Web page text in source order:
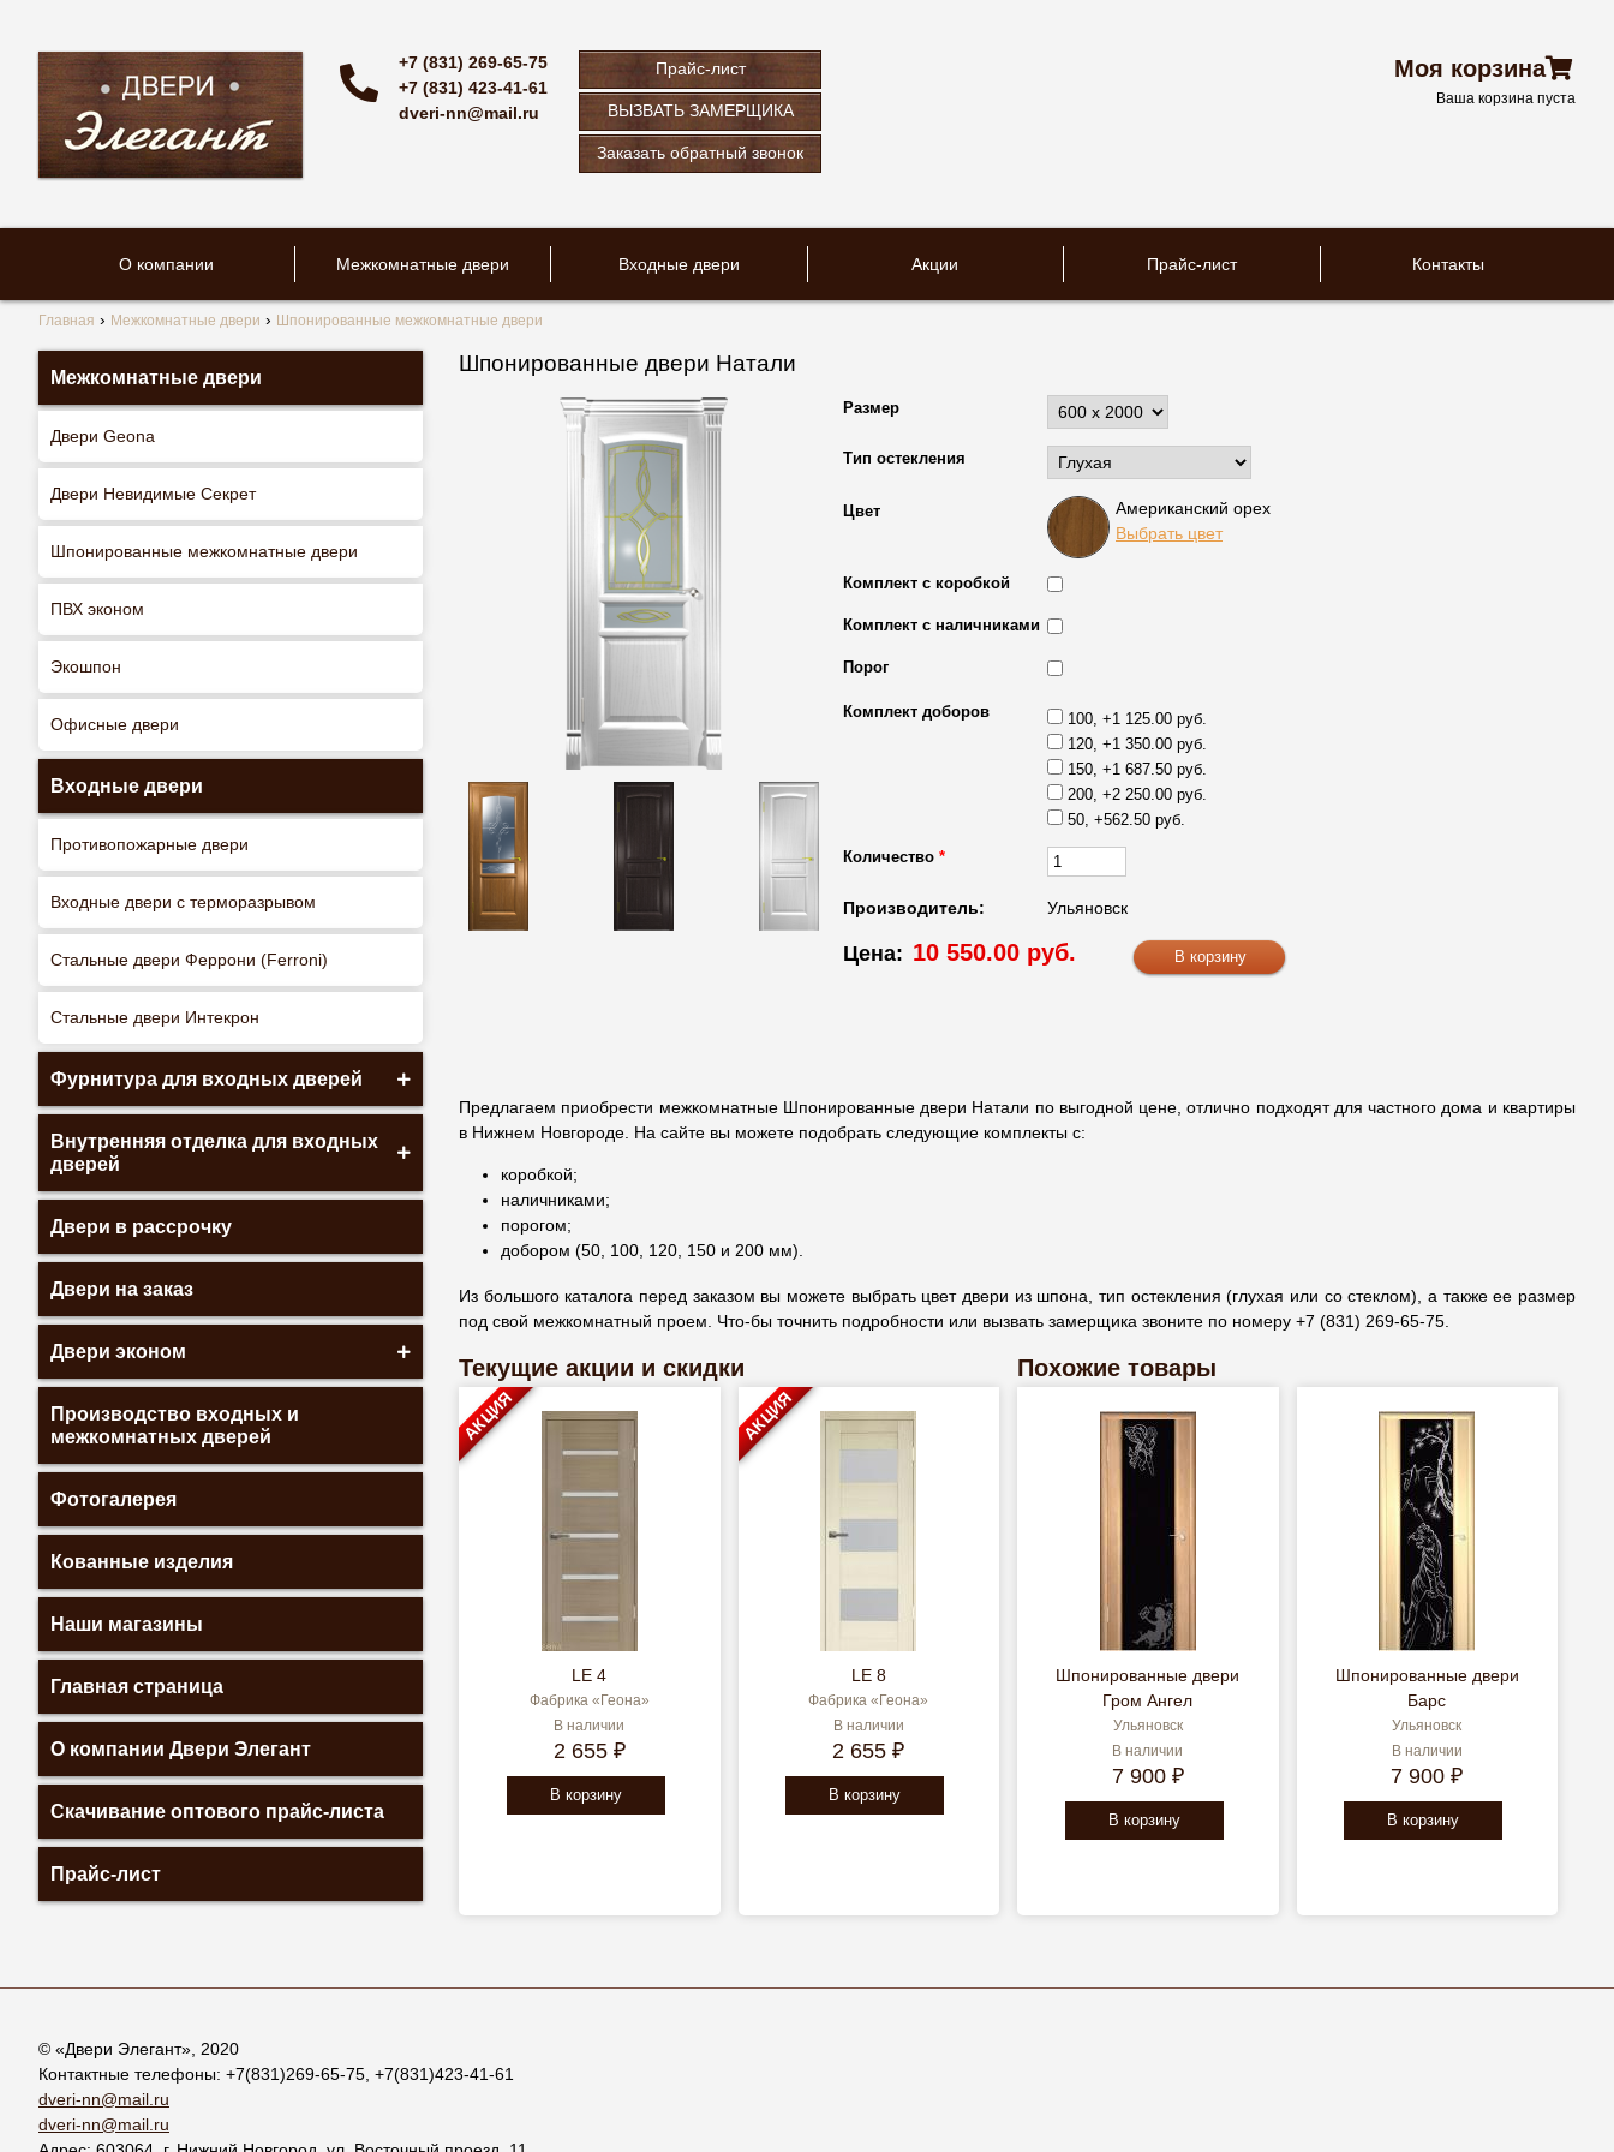
+7 (831) 269-65-75
+7 (831) 423-41-61
dveri-nn@mail.ru
Прайс-лист
ВЫЗВАТЬ ЗАМЕРЩИКА
Заказать обратный звонок
Моя корзина
Ваша корзина пуста
О компании Межкомнатные двери Входные двери Акции Прайс-лист Контакты
Главная Межкомнатные двери Шпонированные межкомнатные двери
Межкомнатные двери
Двери Geona
Двери Невидимые Секрет
Шпонированные межкомнатные двери
ПВХ эконом
Экошпон
Офисные двери
Входные двери
Противопожарные двери
Входные двери с терморазрывом
Стальные двери Феррони (Ferroni)
Стальные двери Интекрон
Фурнитура для входных дверей
Внутренняя отделка для входных
дверей
Двери в рассрочку
Двери на заказ
Двери эконом
Производство входных и
межкомнатных дверей
Фотогалерея
Кованные изделия
Наши магазины
Главная страница
О компании Двери Элегант
Скачивание оптового прайс-листа
Прайс-лист
Шпонированные двери Натали
Размер
Тип остекления
Американский орех
Выбрать цвет
Цвет
Комплект с коробкой
Комплект с наличниками
Порог
Комплект доборов
100, +1 125.00 руб.
120, +1 350.00 руб.
150, +1 687.50 руб.
200, +2 250.00 руб.
50, +562.50 руб.
Количество *
Производитель: Ульяновск
Цена: 10 550.00 руб.
Предлагаем приобрести межкомнатные Шпонированные двери Натали по выгодной цене, отлично подходят для частного дома и квартиры
в Нижнем Новгороде. На сайте вы можете подобрать следующие комплекты с:
коробкой;
наличниками;
порогом;
добором (50, 100, 120, 150 и 200 мм).
Из большого каталога перед заказом вы можете выбрать цвет двери из шпона, тип остекления (глухая или со стеклом), а также ее размер
под свой межкомнатный проем. Что-бы точнить подробности или вызвать замерщика звоните по номеру +7 (831) 269-65-75.
Текущие акции и скидки
LE 4
Фабрика «Геона»
В наличии
2 655 ₽
В корзину
АКЦИЯ
LE 8
Фабрика «Геона»
В наличии
2 655 ₽
В корзину
АКЦИЯ
Похожие товары
Шпонированные двери
Гром Ангел
Ульяновск
В наличии
7 900 ₽
В корзину
Шпонированные двери
Барс
Ульяновск
В наличии
7 900 ₽
В корзину
© «Двери Элегант», 2020
Контактные телефоны: +7(831)269-65-75 +7(831)423-41-61
dveri-nn@mail.ru
dveri-nn@mail.ru